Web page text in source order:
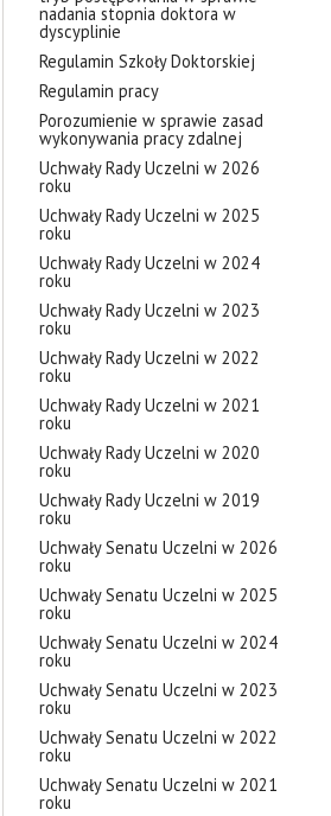
nadania stopnia doktora w
dyscyplinie
Regulamin Szkoły Doktorskiej
Regulamin pracy
Porozumienie w sprawie zasad
wykonywania pracy zdalnej
Uchwały Rady Uczelni w 2026
roku
Uchwały Rady Uczelni w 2025
roku
Uchwały Rady Uczelni w 2024
roku
Uchwały Rady Uczelni w 2023
roku
Uchwały Rady Uczelni w 2022
roku
Uchwały Rady Uczelni w 2021
roku
Uchwały Rady Uczelni w 2020
roku
Uchwały Rady Uczelni w 2019
roku
Uchwały Senatu Uczelni w 2026
roku
Uchwały Senatu Uczelni w 2025
roku
Uchwały Senatu Uczelni w 2024
roku
Uchwały Senatu Uczelni w 2023
roku
Uchwały Senatu Uczelni w 2022
roku
Uchwały Senatu Uczelni w 2021
roku